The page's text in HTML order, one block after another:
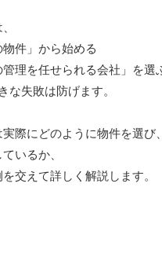
物件」から始める
管理を任せられる会社」を選
な失敗は防げます。
際にどのように物件を選び
いるか、
交えて詳しく解説します。